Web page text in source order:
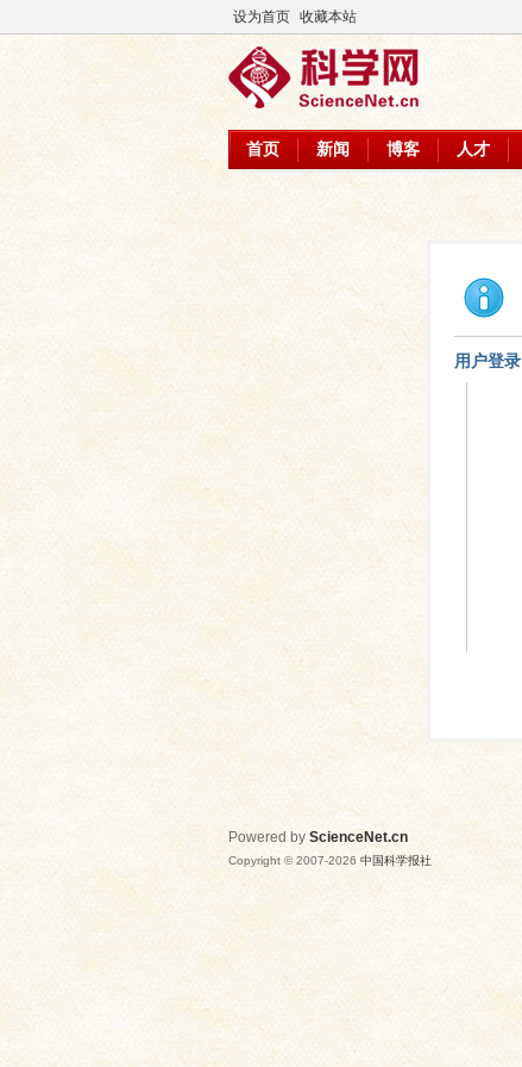
设为首页 收藏本站
首页 新闻 博客 人才
用户登录
Powered by ScienceNet.cn
Copyright © 2007-2026 中国科学报社